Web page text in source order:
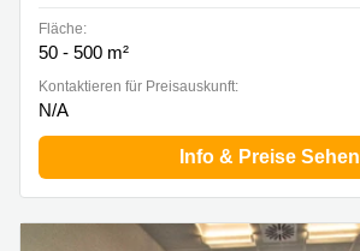
Fläche:
50 - 500 m²
Kontaktieren für Preisauskunft:
N/A
Info & Preise Sehen